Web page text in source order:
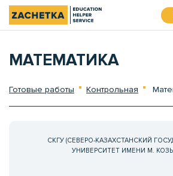
МАТЕМАТИКА
Готовые работы Контрольная
СКГУ (СЕВЕРО-КАЗАХСТАНСКИЙ
УНИВЕРСИТЕТ ИМЕНИ М.